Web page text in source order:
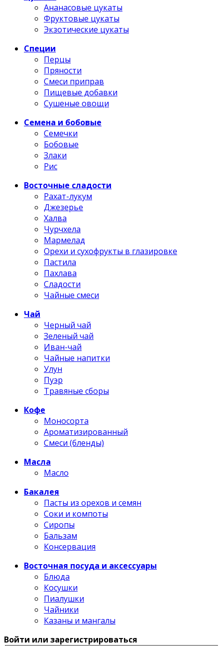
Ананасовые цукаты
Фруктовые цукаты
Экзотические цукаты
Специи
Перцы
Пряности
Смеси приправ
Пищевые добавки
Сушеные овощи
Семена и бобовые
Семечки
Бобовые
Злаки
Рис
Восточные сладости
Рахат-лукум
Джезерье
Халва
Чурчхела
Мармелад
Орехи и сухофрукты в глазировке
Пастила
Пахлава
Сладости
Чайные смеси
Чай
Черный чай
Зеленый чай
Иван-чай
Чайные напитки
Улун
Пуэр
Травяные сборы
Кофе
Моносорта
Ароматизированный
Смеси (бленды)
Масла
Масло
Бакалея
Пасты из орехов и семян
Соки и компоты
Сиропы
Бальзам
Консервация
Восточная посуда и аксессуары
Блюда
Косушки
Пиалушки
Чайники
Казаны и мангалы
Войти или зарегистрироваться